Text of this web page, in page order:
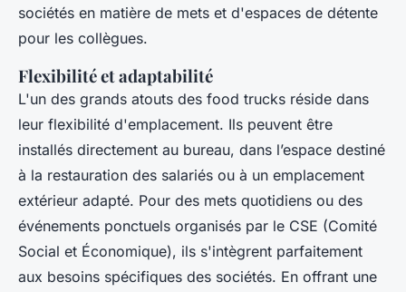
sociétés en matière de mets et d'espaces de détente
pour les collègues.
Flexibilité et adaptabilité
L'un des grands atouts des food trucks réside dans
leur flexibilité d'emplacement. Ils peuvent être
installés directement au bureau, dans l’espace destiné
à la restauration des salariés ou à un emplacement
extérieur adapté. Pour des mets quotidiens ou des
événements ponctuels organisés par le CSE (Comité
Social et Économique), ils s'intègrent parfaitement
aux besoins spécifiques des sociétés. En offrant une